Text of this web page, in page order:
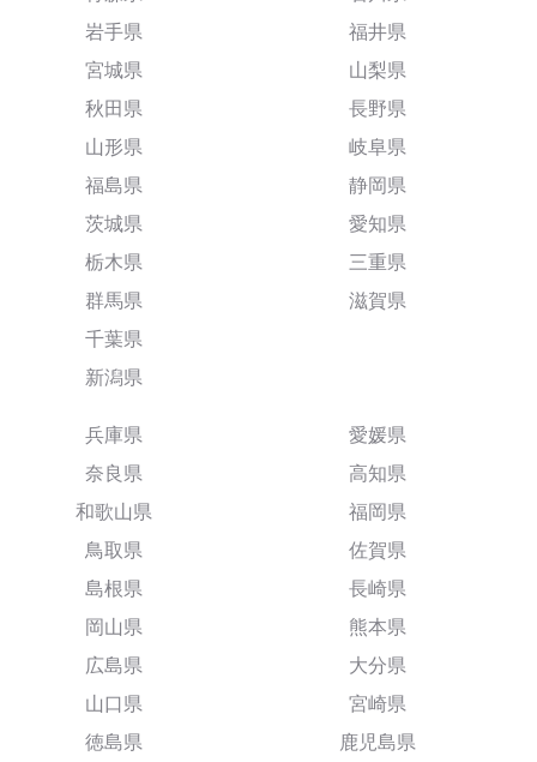
岩手県
宮城県
秋田県
山形県
福島県
茨城県
栃木県
群馬県
千葉県
新潟県
福井県
山梨県
長野県
岐阜県
静岡県
愛知県
三重県
滋賀県
兵庫県
奈良県
和歌山県
鳥取県
島根県
岡山県
広島県
山口県
徳島県
愛媛県
高知県
福岡県
佐賀県
長崎県
熊本県
大分県
宮崎県
鹿児島県